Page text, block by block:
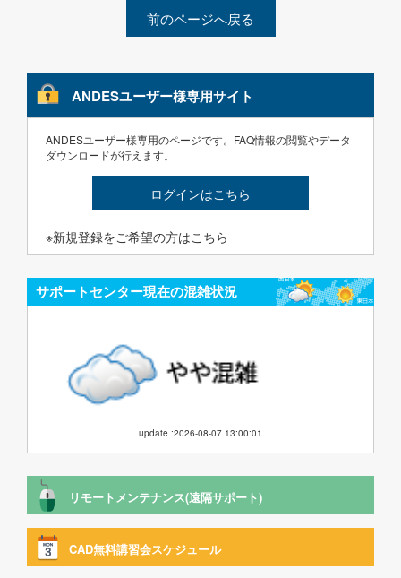
前のページへ戻る
ANDESユーザー様専用サイト
ANDESユーザー様専用のページです。FAQ情報の閲覧やデータ
ダウンロードが行えます。
ログインはこちら
※新規登録をご希望の方はこちら
サポートセンター現在の混雑状況
update :2026-08-07 13:00:01
リモートメンテナンス(遠隔サポート)
CAD無料講習会スケジュール